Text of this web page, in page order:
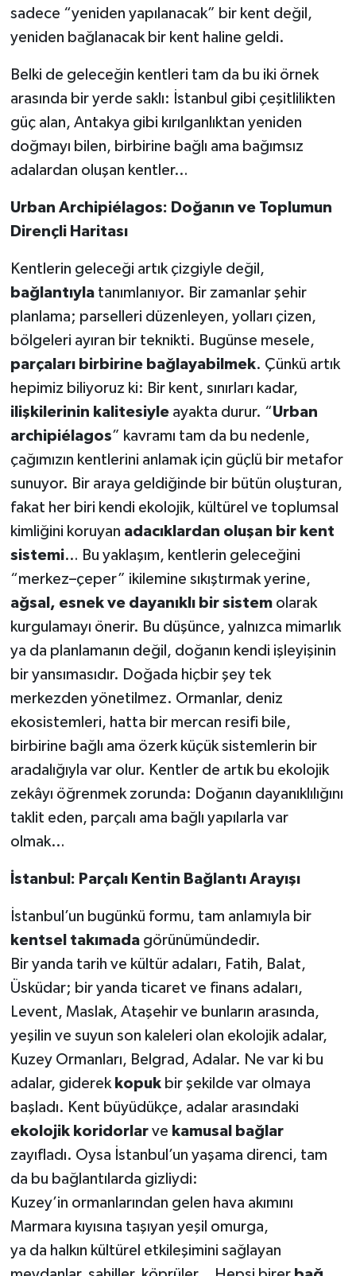
sadece “yeniden yapılanacak” bir kent değil,
yeniden bağlanacak bir kent haline geldi.
Belki de geleceğin kentleri tam da bu iki örnek
arasında bir yerde saklı: İstanbul gibi çeşitlilikten
güç alan, Antakya gibi kırılganlıktan yeniden
doğmayı bilen, birbirine bağlı ama bağımsız
adalardan oluşan kentler…
Urban Archipiélagos: Doğanın ve Toplumun
Dirençli Haritası
Kentlerin geleceği artık çizgiyle değil,
bağlantıylatanımlanıyor. Bir zamanlar şehir
planlama; parselleri düzenleyen, yolları çizen,
bölgeleri ayıran bir teknikti. Bugünse mesele,
parçaları birbirine bağlayabilmek. Çünkü artık
hepimiz biliyoruz ki: Bir kent, sınırları kadar,
ilişkilerinin kalitesiyleayakta durur. “Urban
archipiélagos” kavramı tam da bu nedenle,
çağımızın kentlerini anlamak için güçlü bir metafor
sunuyor. Bir araya geldiğinde bir bütün oluşturan,
fakat her biri kendi ekolojik, kültürel ve toplumsal
kimliğini koruyan adacıklardan oluşan bir kent
sistemi… Bu yaklaşım, kentlerin geleceğini
“merkez–çeper” ikilemine sıkıştırmak yerine,
ağsal, esnek ve dayanıklı bir sistemolarak
kurgulamayı önerir. Bu düşünce, yalnızca mimarlık
ya da planlamanın değil, doğanın kendi işleyişinin
bir yansımasıdır. Doğada hiçbir şey tek
merkezden yönetilmez. Ormanlar, deniz
ekosistemleri, hatta bir mercan resifi bile,
birbirine bağlı ama özerk küçük sistemlerin bir
aradalığıyla var olur. Kentler de artık bu ekolojik
zekâyı öğrenmek zorunda: Doğanın dayanıklılığını
taklit eden, parçalı ama bağlı yapılarla var
olmak…
İstanbul: Parçalı Kentin Bağlantı Arayışı
İstanbul’un bugünkü formu, tam anlamıyla bir
kentsel takımadagörünümündedir.
Bir yanda tarih ve kültür adaları, Fatih, Balat,
Üsküdar; bir yanda ticaret ve finans adaları,
Levent, Maslak, Ataşehir ve bunların arasında,
yeşilin ve suyun son kaleleri olan ekolojik adalar,
Kuzey Ormanları, Belgrad, Adalar. Ne var ki bu
adalar, giderek kopukbir şekilde var olmaya
başladı. Kent büyüdükçe, adalar arasındaki
ekolojik koridorlarve kamusal bağlar
zayıfladı. Oysa İstanbul’un yaşama direnci, tam
da bu bağlantılarda gizliydi:
Kuzey’in ormanlarından gelen hava akımını
Marmara kıyısına taşıyan yeşil omurga,
ya da halkın kültürel etkileşimini sağlayan